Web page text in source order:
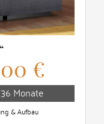
€
Monate
& Aufbau